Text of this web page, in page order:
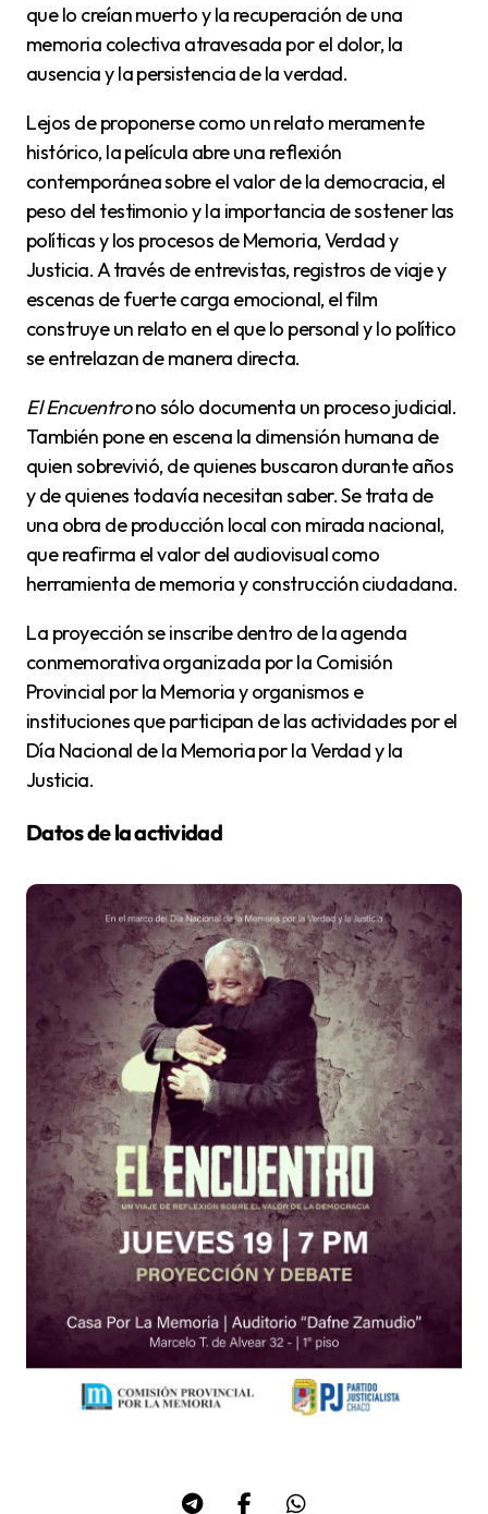
que lo creían muerto y la recuperación de una
memoria colectiva atravesada por el dolor, la
ausencia y la persistencia de la verdad.
Lejos de proponerse como un relato meramente
histórico, la película abre una reflexión
contemporánea sobre el valor de la democracia, el
peso del testimonio y la importancia de sostener las
políticas y los procesos de Memoria, Verdad y
Justicia. A través de entrevistas, registros de viaje y
escenas de fuerte carga emocional, el film
construye un relato en el que lo personal y lo político
se entrelazan de manera directa.
El Encuentrono sólo documenta un proceso judicial.
También pone en escena la dimensión humana de
quien sobrevivió, de quienes buscaron durante años
y de quienes todavía necesitan saber. Se trata de
una obra de producción local con mirada nacional,
que reafirma el valor del audiovisual como
herramienta de memoria y construcción ciudadana.
La proyección se inscribe dentro de la agenda
conmemorativa organizada por la Comisión
Provincial por la Memoria y organismos e
instituciones que participan de las actividades por el
Día Nacional de la Memoria por la Verdad y la
Justicia.
Datos de la actividad